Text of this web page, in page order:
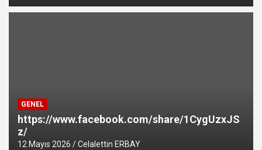
GENEL
https://www.facebook.com/share/1CygUzxJS
z/
12 Mayıs 2026 Celalettin ERBAY